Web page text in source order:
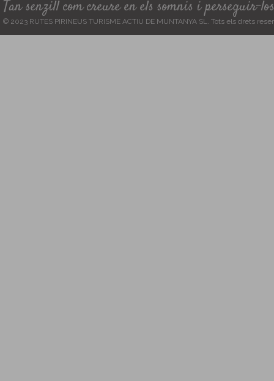
Tan senzill com creure en els somnis i perseguir-los
© 2023 RUTES PIRINEUS TURISME ACTIU DE MUNTANYA SL. Tots els drets